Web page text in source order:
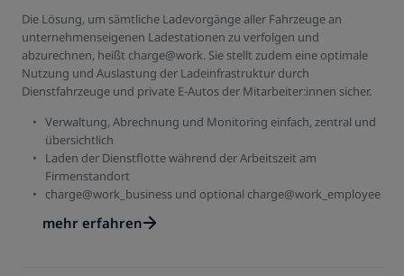
Die Lösung, um sämtliche Ladevorgänge aller Fahrzeuge an
unternehmenseigenen Ladestationen zu verfolgen und
abzurechnen, heißt charge@work. Sie stellt zudem eine optimale
Nutzung und Auslastung der Ladeinfrastruktur durch
Dienstfahrzeuge und private E-Autos der Mitarbeiter:innen sicher.
Verwaltung, Abrechnung und Monitoring einfach, zentral und
übersichtlich
Laden der Dienstflotte während der Arbeitszeit am
Firmenstandort
charge@work_business und optional charge@work_employee
mehr erfahren